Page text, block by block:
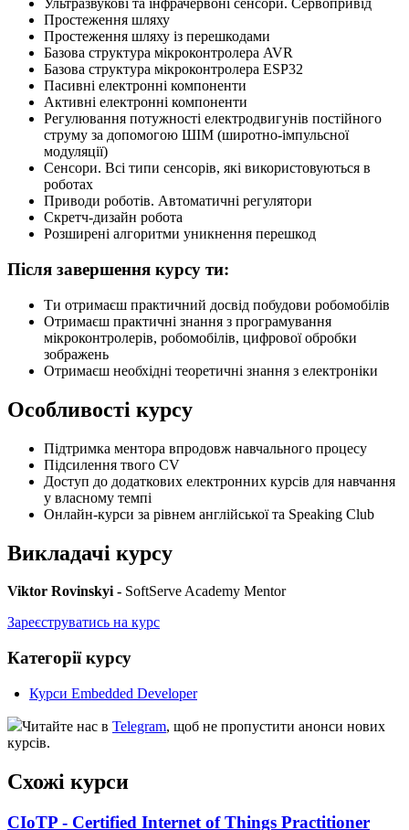
Ультразвукові та інфрачервоні сенсори. Сервопривід
Простеження шляху
Простеження шляху із перешкодами
Базова структура мікроконтролера AVR
Базова структура мікроконтролера ESP32
Пасивні електронні компоненти
Активні електронні компоненти
Регулювання потужності електродвигунів постійного
струму за допомогою ШІМ (широтно-імпульсної
модуляції)
Сенсори. Всі типи сенсорів, які використовуються в
роботах
Приводи роботів. Автоматичні регулятори
Скретч-дизайн робота
Розширені алгоритми уникнення перешкод
Після завершення курсу ти:
Ти отримаєш практичний досвід побудови робомобілів
Отримаєш практичні знання з програмування
мікроконтролерів, робомобілів, цифрової обробки
зображень
Отримаєш необхідні теоретичні знання з електроніки
Особливості курсу
Підтримка ментора впродовж навчального процесу
Підсилення твого CV
Доступ до додаткових електронних курсів для навчання
у власному темпі
Онлайн-курси за рівнем англійської та Speaking Club
Викладачі курсу
Viktor Rovinskyi - SoftServe Academy Mentor
Зареєструватись на курс
Категорії курсу
Курси Embedded Developer
Читайте нас в Telegram, щоб не пропустити анонси нових
курсів.
Схожі курси
CIoTP - Certified Internet of Things Practitioner